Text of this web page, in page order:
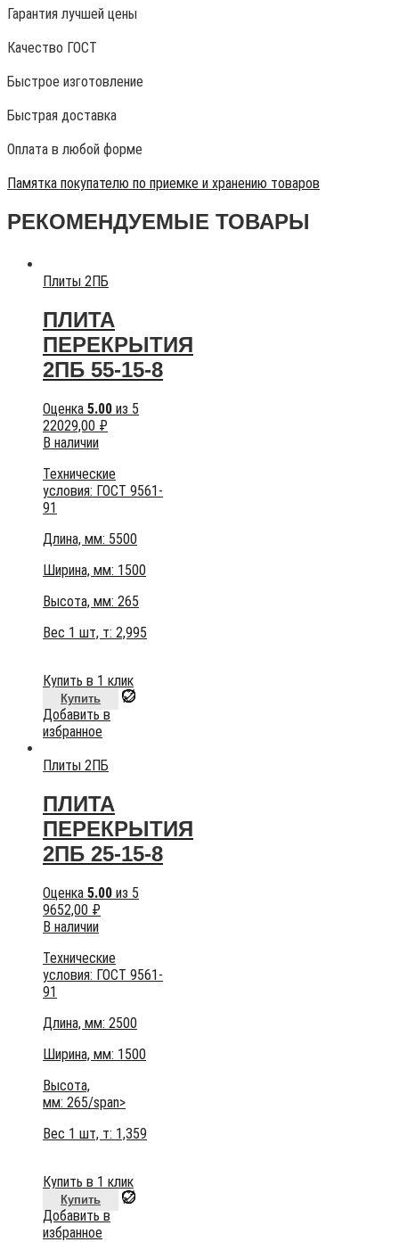
Гарантия лучшей цены
Качество ГОСТ
Быстрое изготовление
Быстрая доставка
Оплата в любой форме
Памятка покупателю по приемке и хранению товаров
РЕКОМЕНДУЕМЫЕ ТОВАРЫ
Плиты 2ПБ
ПЛИТА
ПЕРЕКРЫТИЯ
2ПБ 55-15-8
Оценка 5.00 из 5
22029,00 ₽
В наличии
Технические
условия: ГОСТ 9561-
91
Длина, мм: 5500
Ширина, мм: 1500
Высота, мм: 265
Вес 1 шт, т: 2,995
Купить в 1 клик
Купить
Добавить в
избранное
Плиты 2ПБ
ПЛИТА
ПЕРЕКРЫТИЯ
2ПБ 25-15-8
Оценка 5.00 из 5
9652,00 ₽
В наличии
Технические
условия: ГОСТ 9561-
91
Длина, мм: 2500
Ширина, мм: 1500
Высота,
мм: 265/span>
Вес 1 шт, т: 1,359
Купить в 1 клик
Купить
Добавить в
избранное